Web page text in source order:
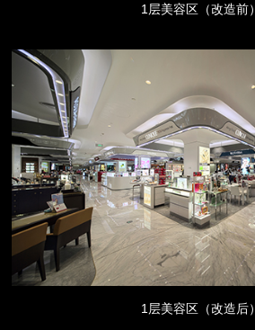
1层美容区（改造前）
1层美容区（改造后）